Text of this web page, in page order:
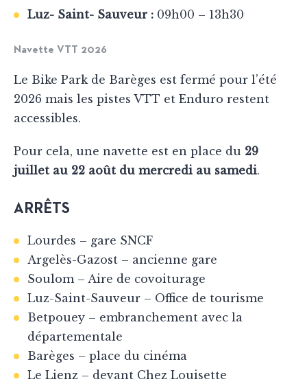
Luz- Saint- Sauveur : 09h00 – 13h30
Navette VTT 2026
Le Bike Park de Barèges est fermé pour l’été
2026 mais les pistes VTT et Enduro restent
accessibles.
Pour cela, une navette est en place du 29
juillet au 22 août du mercredi au samedi.
ARRÊTS
Lourdes – gare SNCF
Argelès-Gazost – ancienne gare
Soulom – Aire de covoiturage
Luz-Saint-Sauveur – Office de tourisme
Betpouey – embranchement avec la
départementale
Barèges – place du cinéma
Le Lienz – devant Chez Louisette